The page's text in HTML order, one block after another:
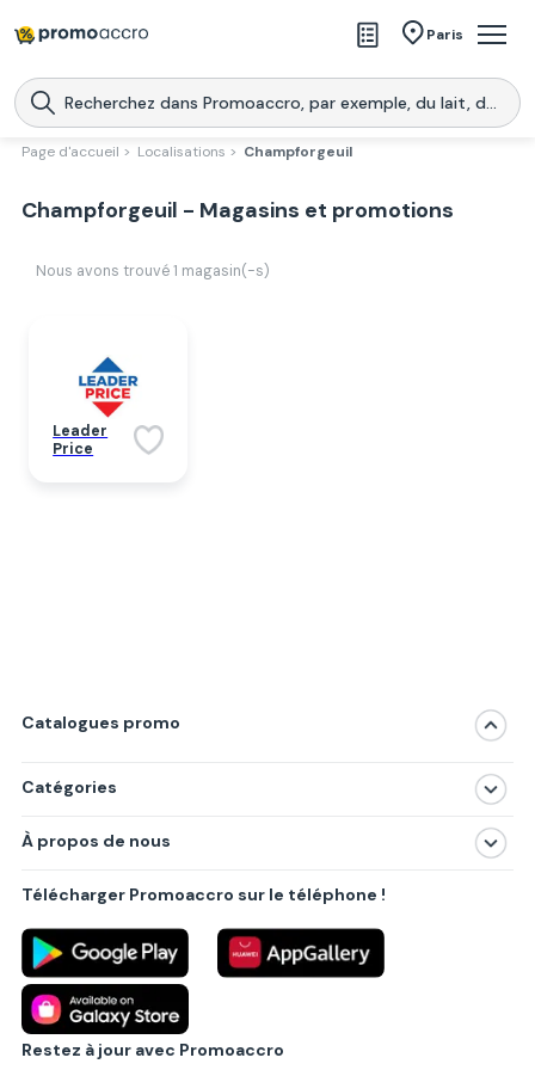
Paris
Magasins
Produits
Promoaccro
l'application
Page d'accueil > Localisations > Champforgeuil
Champforgeuil - Magasins et promotions
Nous avons trouvé 1 magasin(-s)
Leader
Price
Catalogues promo
Catégories
Produits
Villes principales
À propos de nous
Politique de confidentialité
Règlements
Partenariat B2B
Blog
Contact
Télécharger Promoaccro sur le téléphone !
Restez à jour avec Promoaccro